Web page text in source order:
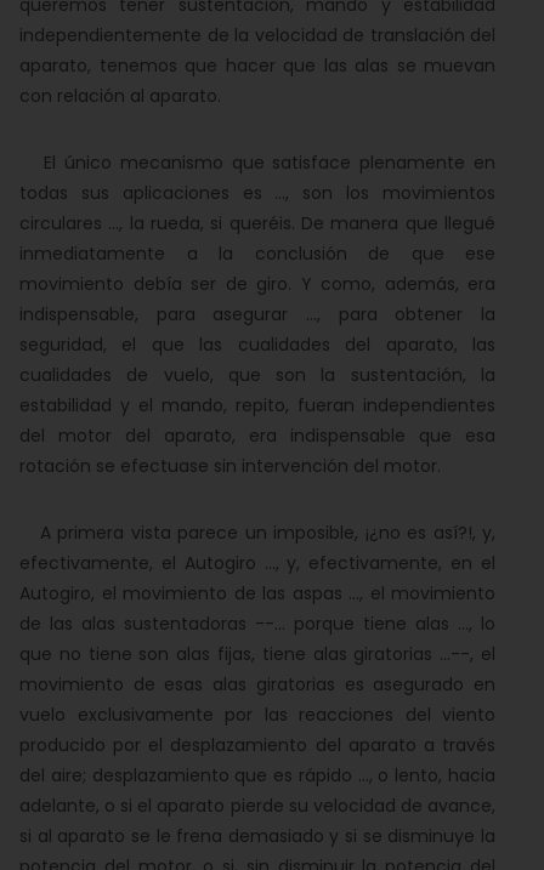
queremos tener sustentación, mando y estabilidad
independientemente de la velocidad de translación del
aparato, tenemos que hacer que las alas se muevan
con relación al aparato.
El único mecanismo que satisface plenamente en
todas sus aplicaciones es ..., son los movimientos
circulares ..., la rueda, si queréis. De manera que llegué
inmediatamente a la conclusión de que ese
movimiento debía ser de giro. Y como, además, era
indispensable, para asegurar ..., para obtener la
seguridad, el que las cualidades del aparato, las
cualidades de vuelo, que son la sustentación, la
estabilidad y el mando, repito, fueran independientes
del motor del aparato, era indispensable que esa
rotación se efectuase sin intervención del motor.
A primera vista parece un imposible, ¡¿no es así?!, y,
efectivamente, el Autogiro ..., y, efectivamente, en el
Autogiro, el movimiento de las aspas ..., el movimiento
de las alas sustentadoras --... porque tiene alas ..., lo
que no tiene son alas fijas, tiene alas giratorias ...--, el
movimiento de esas alas giratorias es asegurado en
vuelo exclusivamente por las reacciones del viento
producido por el desplazamiento del aparato a través
del aire; desplazamiento que es rápido ..., o lento, hacia
adelante, o si el aparato pierde su velocidad de avance,
si al aparato se le frena demasiado y si se disminuye la